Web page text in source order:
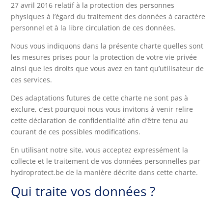
27 avril 2016 relatif à la protection des personnes
physiques à l’égard du traitement des données à caractère
personnel et à la libre circulation de ces données.
Nous vous indiquons dans la présente charte quelles sont
les mesures prises pour la protection de votre vie privée
ainsi que les droits que vous avez en tant qu’utilisateur de
ces services.
Des adaptations futures de cette charte ne sont pas à
exclure, c’est pourquoi nous vous invitons à venir relire
cette déclaration de confidentialité afin d’être tenu au
courant de ces possibles modifications.
En utilisant notre site, vous acceptez expressément la
collecte et le traitement de vos données personnelles par
hydroprotect.be de la manière décrite dans cette charte.
Qui traite vos données ?